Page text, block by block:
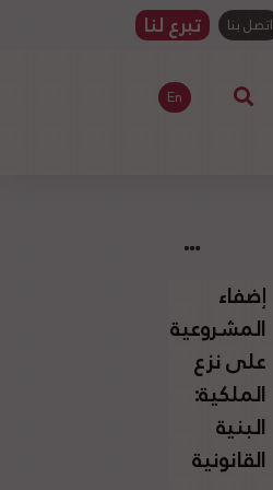
اتصل بنا تبرع لنا
En
إضفاء
المشروعية
على نزع
الملكية:
البنية
القانونية